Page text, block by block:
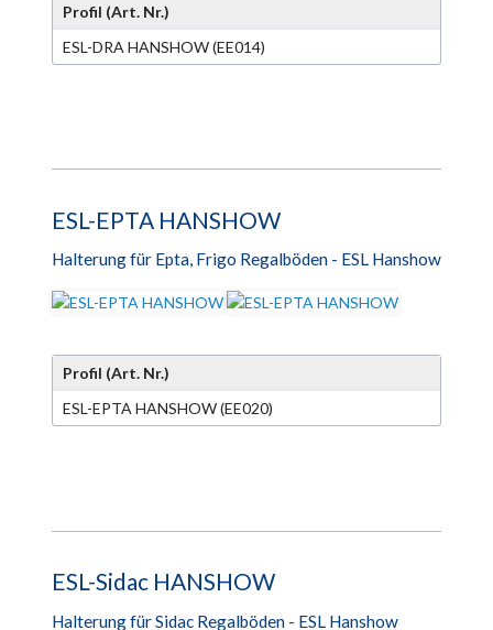
Profil (Art. Nr.)
ESL-DRA HANSHOW (EE014)
ESL-EPTA HANSHOW
Halterung für Epta, Frigo Regalböden - ESL Hanshow
Profil (Art. Nr.)
ESL-EPTA HANSHOW (EE020)
ESL-Sidac HANSHOW
Halterung für Sidac Regalböden - ESL Hanshow